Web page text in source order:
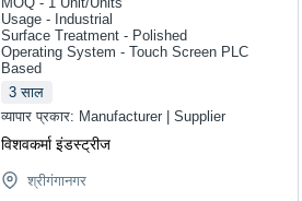
Usage - Industrial
Surface Treatment - Polished
Operating System - Touch Screen PLC
Based
3 साल
व्यापार प्रकार: Manufacturer | Supplier
विशवकर्मा इंडस्ट्रीज
श्रीगंगानगर